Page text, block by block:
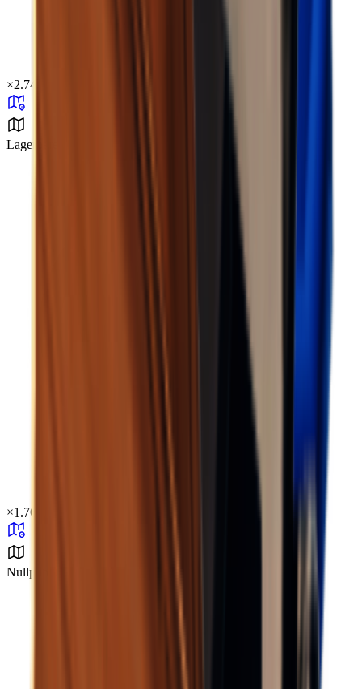
×2.74
Lagerbereich
×1.76
Nullpunkt